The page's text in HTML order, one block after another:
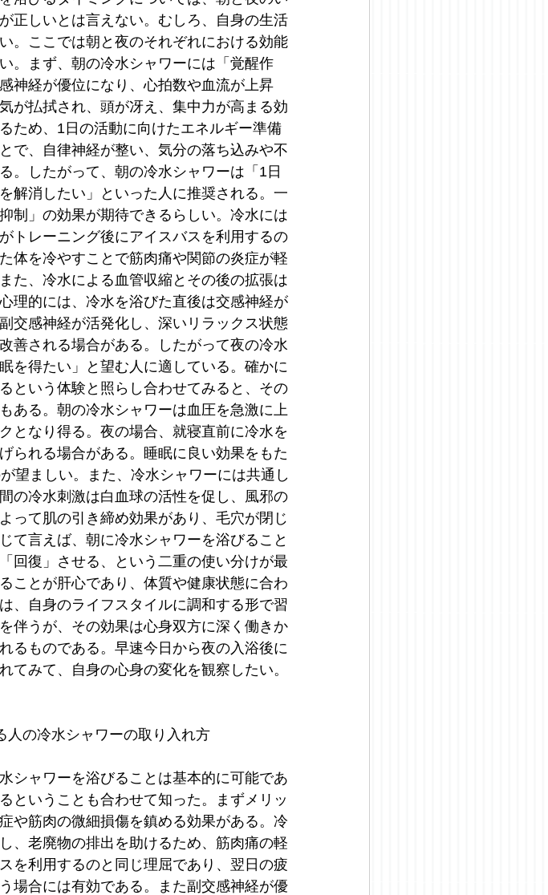
正しいとは言えない。むしろ、自身の生活
。ここでは朝と夜のそれぞれにおける効能
。まず、朝の冷水シャワーには「覚醒作
神経が優位になり、心拍数や血流が上昇
が払拭され、頭が冴え、集中力が高まる効
ため、1日の活動に向けたエネルギー準備
で、自律神経が整い、気分の落ち込みや不
。したがって、朝の冷水シャワーは「1日
解消したい」といった人に推奨される。一
制」の効果が期待できるらしい。冷水には
トレーニング後にアイスバスを利用するの
体を冷やすことで筋肉痛や関節の炎症が軽
た、冷水による血管収縮とその後の拡張は
理的には、冷水を浴びた直後は交感神経が
交感神経が活発化し、深いリラックス状態
善される場合がある。したがって夜の冷水
を得たい」と望む人に適している。確かに
という体験と照らし合わせてみると、その
ある。朝の冷水シャワーは血圧を急激に上
となり得る。夜の場合、就寝直前に冷水を
られる場合がある。睡眠に良い効果をもた
望ましい。また、冷水シャワーには共通し
の冷水刺激は白血球の活性を促し、風邪の
って肌の引き締め効果があり、毛穴が閉じ
て言えば、朝に冷水シャワーを浴びること
回復」させる、という二重の使い分けが最
ことが肝心であり、体質や健康状態に合わ
、自身のライフスタイルに調和する形で習
伴うが、その効果は心身双方に深く働きか
るものである。早速今日から夜の入浴後に
てみて、自身の心身の変化を観察したい。
人の冷水シャワーの取り入れ方
シャワーを浴びることは基本的に可能であ
ということも合わせて知った。まずメリッ
や筋肉の微細損傷を鎮める効果がある。冷
、老廃物の排出を助けるため、筋肉痛の軽
を利用するのと同じ理屈であり、翌日の疲
場合には有効である。また副交感神経が優